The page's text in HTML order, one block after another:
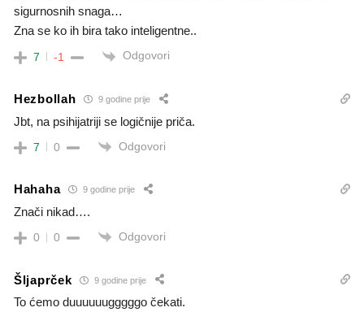
sigurnosnih snaga…
Zna se ko ih bira tako inteligentne..
7 -1 Odgovori
Hezbollah 9 godine prije
Jbt, na psihijatriji se logičnije priča.
7 0 Odgovori
Hahaha 9 godine prije
Znači nikad….
0 0 Odgovori
Šljaprček 9 godine prije
To ćemo duuuuuugggggo čekati.